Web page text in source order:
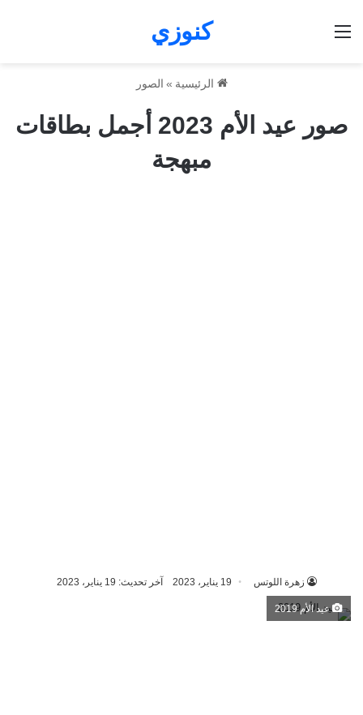
كنوزي
الرئيسية » الصور
صور عيد الأم 2023 أجمل بطاقات
مبهجة
زهرة اللوتس 19 يناير، 2023 آخر تحديث: 19 يناير، 2023
عيد الأم 2019